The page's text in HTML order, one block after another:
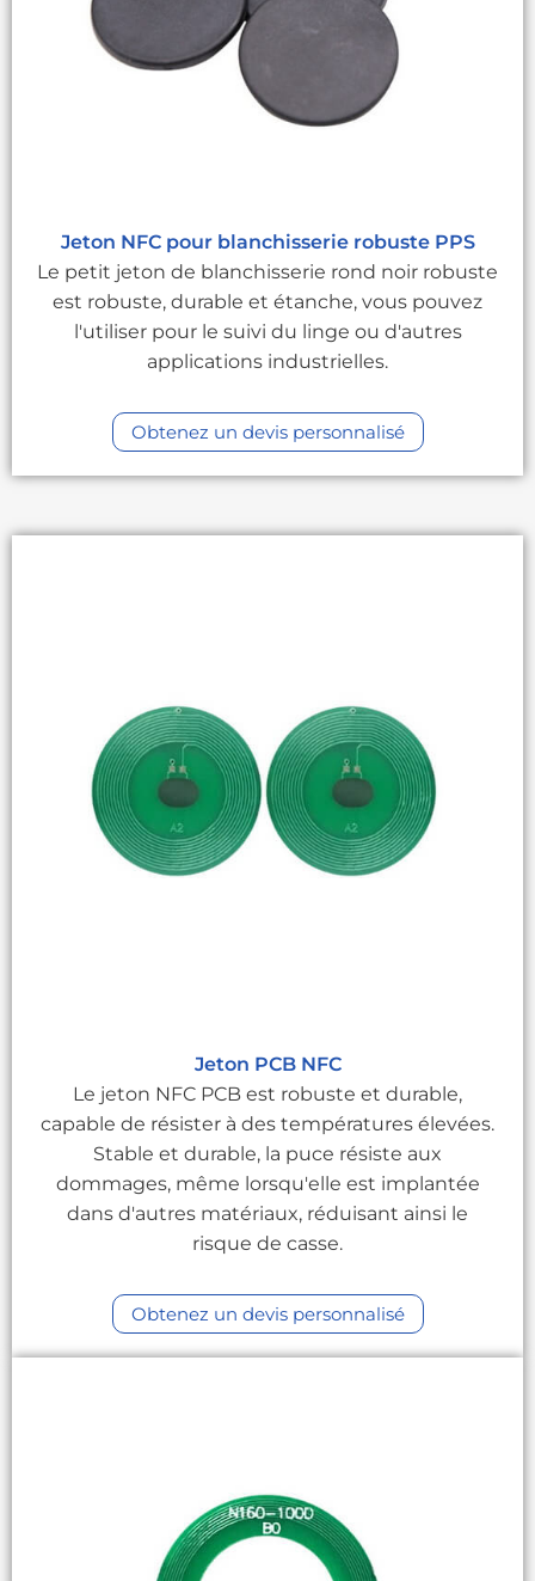
Jeton NFC pour blanchisserie robuste PPS
Le petit jeton de blanchisserie rond noir robuste
est robuste, durable et étanche, vous pouvez
l'utiliser pour le suivi du linge ou d'autres
applications industrielles.
Obtenez un devis personnalisé
Jeton PCB NFC
Le jeton NFC PCB est robuste et durable,
capable de résister à des températures élevées.
Stable et durable, la puce résiste aux
dommages, même lorsqu'elle est implantée
dans d'autres matériaux, réduisant ainsi le
risque de casse.
Obtenez un devis personnalisé